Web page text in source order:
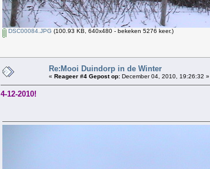
DSC00084.JPG (100.93 KB, 640x480 - bekeken 5276 keer.)
Re:Mooi Duindorp in de Winter
« Reageer #4 Gepost op: December 04, 2010, 19:26:32 »
4-12-2010!